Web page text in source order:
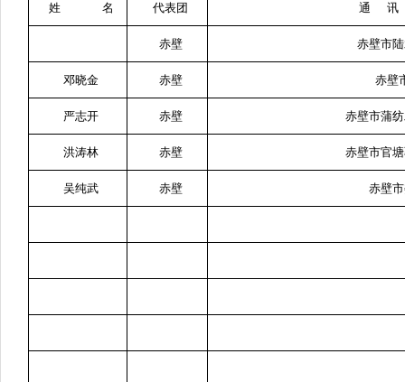
姓 名 代表团 通
赤壁 赤壁市
邓晓金 赤壁 赤壁
严志开 赤壁 赤壁市蒲
洪涛林 赤壁 赤壁市官
吴纯武 赤壁 赤壁